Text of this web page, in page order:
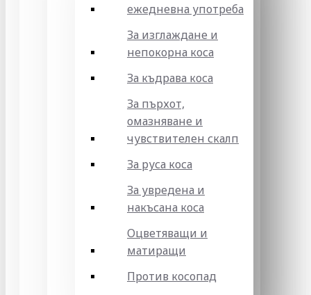
ежедневна употреба
За изглаждане и
непокорна коса
За къдрава коса
За пърхот,
омазняване и
чувствителен скалп
За руса коса
За увредена и
накъсана коса
Оцветяващи и
матиращи
Против косопад